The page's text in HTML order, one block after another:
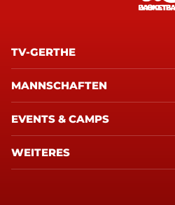
TV-GERTHE
MANNSCHAFTEN
EVENTS & CAMPS
WEITERES